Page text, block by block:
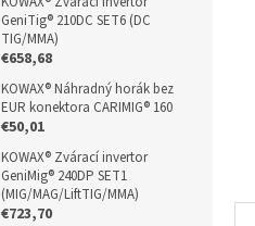
GeniTig® 210DC SET6 (DC
TIG/MMA)
€658,68
KOWAX® Náhradný horák bez
EUR konektora CARIMIG® 160
€50,01
KOWAX® Zvárací invertor
GeniMig® 240DP SET1
(MIG/MAG/LiftTIG/MMA)
€723,70